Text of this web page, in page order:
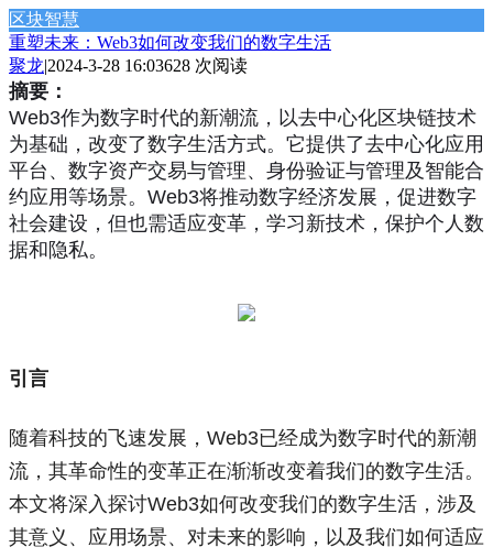
区块智慧
重塑未来：Web3如何改变我们的数字生活
聚龙|2024-3-28 16:03628 次阅读
摘要：
Web3作为数字时代的新潮流，以去中心化区块链技术
为基础，改变了数字生活方式。它提供了去中心化应用
平台、数字资产交易与管理、身份验证与管理及智能合
约应用等场景。Web3将推动数字经济发展，促进数字
社会建设，但也需适应变革，学习新技术，保护个人数
据和隐私。
引言
随着科技的飞速发展，Web3已经成为数字时代的新潮
流，其革命性的变革正在渐渐改变着我们的数字生活。
本文将深入探讨Web3如何改变我们的数字生活，涉及
其意义、应用场景、对未来的影响，以及我们如何适应